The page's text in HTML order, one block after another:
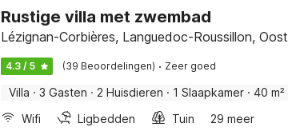
Rustige villa met zwembad
Lézignan-Corbières, Languedoc-Roussillon,
4.3 / 5 (39 Beoordelingen) · Zeer goed
Villa · 3 Gasten · 2 Huisdieren · 1 Slaapkamer · 40
Wifi
Ligbedden Tuin
29 meer